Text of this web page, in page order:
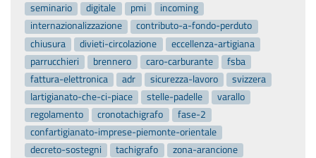
seminario
digitale pmi
incoming
internazionalizzazione
contributo-a-fondo-perduto
chiusura
divieti-circolazione
eccellenza-artigiana
parrucchieri
brennero caro-carburante
fsba
fattura-elettronica
adr sicurezza-lavoro
svizzera
lartigianato-che-ci-piace
stelle-padelle
varallo
regolamento
cronotachigrafo
fase-2
confartigianato-imprese-piemonte-orientale
decreto-sostegni
tachigrafo
zona-arancione